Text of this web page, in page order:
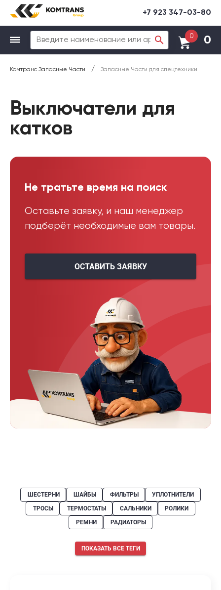
+7 923 347-03-80
0 0
Комтранс Запасные Части / Запасные Части для спецтехники
Выключатели для
катков
Не тратьте время на поиск
Оставьте заявку, и наш менеджер
подберёт необходимые вам товары.
ОСТАВИТЬ ЗАЯВКУ
ШЕСТЕРНИ ШАЙБЫ ФИЛЬТРЫ
УПЛОТНИТЕЛИ
ТРОСЫ
ТЕРМОСТАТЫ САЛЬНИКИ
РОЛИКИ
РЕМНИ
РАДИАТОРЫ
ПОКАЗАТЬ ВСЕ ТЕГИ